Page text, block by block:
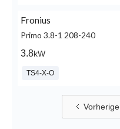
Fronius
Primo 3.8-1 208-240
3.8kW
TS4-X-O
Vorherige